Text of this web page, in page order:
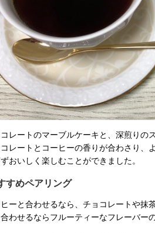
レートのマーブルケーキと、深煎りの
レートとコーヒーの香りが合わさり、
おいしく楽しむことができました。
すめペアリング
ーと合わせるなら、チョコレートや抹
わせるならフルーティーなフレーバー